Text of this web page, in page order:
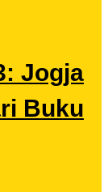
Jogja
Buku